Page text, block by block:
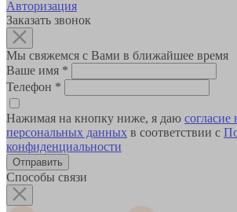
Авторизация
Заказать звонок
Мы свяжемся с Вами в ближайшее время
Ваше имя *
Телефон *
Нажимая на кнопку ниже, я даю согласие
персональных данных в соответствии с
конфиденциальности
Способы связи